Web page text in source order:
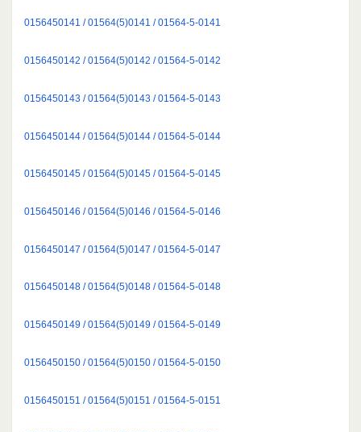
0156450141 / 01564(5)0141 / 01564-5-0141
0156450142 / 01564(5)0142 / 01564-5-0142
0156450143 / 01564(5)0143 / 01564-5-0143
0156450144 / 01564(5)0144 / 01564-5-0144
0156450145 / 01564(5)0145 / 01564-5-0145
0156450146 / 01564(5)0146 / 01564-5-0146
0156450147 / 01564(5)0147 / 01564-5-0147
0156450148 / 01564(5)0148 / 01564-5-0148
0156450149 / 01564(5)0149 / 01564-5-0149
0156450150 / 01564(5)0150 / 01564-5-0150
0156450151 / 01564(5)0151 / 01564-5-0151